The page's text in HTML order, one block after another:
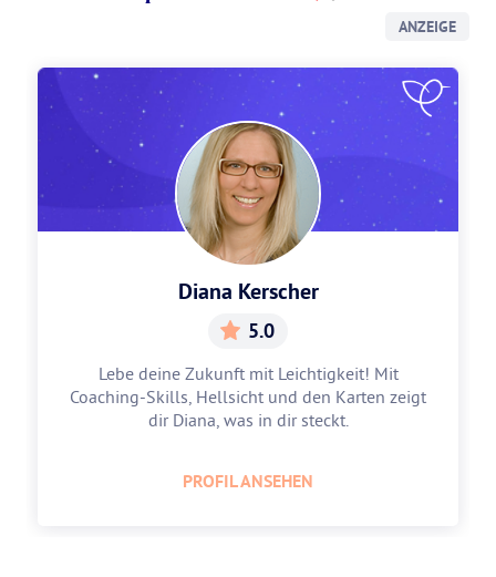
ANZEIGE
Diana Kerscher
5.0
Lebe deine Zukunft mit Leichtigkeit! Mit
Coaching-Skills, Hellsicht und den Karten zeigt
dir Diana, was in dir steckt.
PROFIL ANSEHEN